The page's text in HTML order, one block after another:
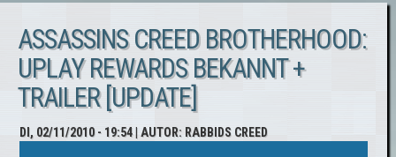
ASSASSINS CREED BROTHERHOOD:
UPLAY REWARDS BEKANNT +
TRAILER [UPDATE]
DI, 02/11/2010 - 19:54| AUTOR: RABBIDS CREED